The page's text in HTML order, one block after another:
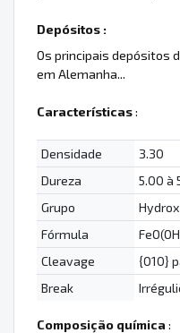
Depósitos :
Os principais depósitos
em Alemanha...
Características:
Densidade
3.30
Dureza
5.00 à
Grupo
Fórmula
Cleavage
{010}
Break
Composição química :